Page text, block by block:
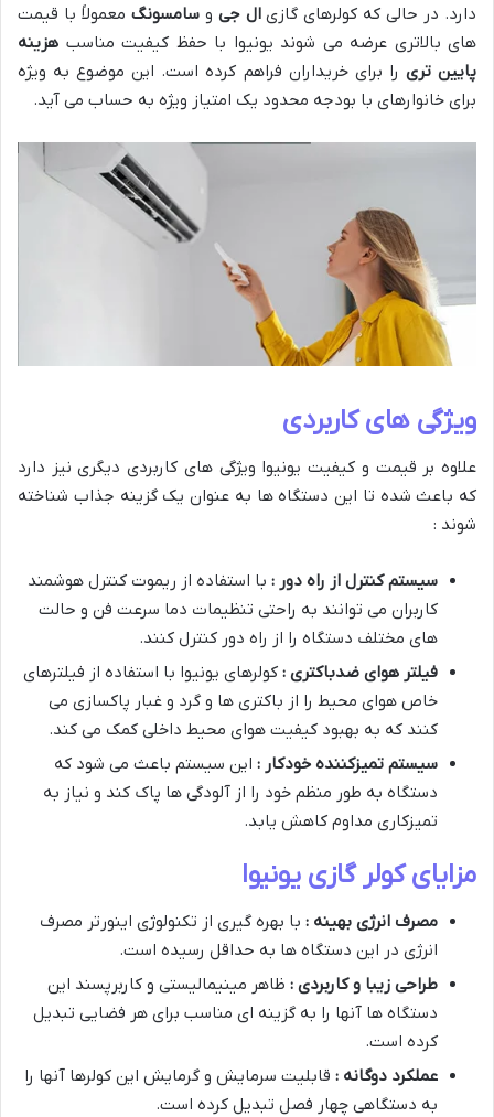
دارد. در حالی که کولرهای گازیال جی وسامسونگ معمولاً با قیمت
های بالاتری عرضه می شوند یونیوا با حفظ کیفیت مناسب هزینه
پایین تری را برای خریداران فراهم کرده است. این موضوع به ویژه
برای خانوارهای با بودجه محدود یک امتیاز ویژه به حساب می آید.
ویژگی های کاربردی
علاوه بر قیمت و کیفیت یونیوا ویژگی های کاربردی دیگری نیز دارد
که باعث شده تا این دستگاه ها به عنوان یک گزینه جذاب شناخته
شوند :
سیستم کنترل از راه دور : با استفاده از ریموت کنترل هوشمند
کاربران می توانند به راحتی تنظیمات دما سرعت فن و حالت
های مختلف دستگاه را از راه دور کنترل کنند.
فیلتر هوای ضدباکتری : کولرهای یونیوا با استفاده از فیلترهای
خاص هوای محیط را از باکتری ها و گرد و غبار پاکسازی می
کنند که به بهبود کیفیت هوای محیط داخلی کمک می کند.
سیستم تمیزکننده خودکار : این سیستم باعث می شود که
دستگاه به طور منظم خود را از آلودگی ها پاک کند و نیاز به
تمیزکاری مداوم کاهش یابد.
مزایای کولر گازی یونیوا
مصرف انرژی بهینه : با بهره گیری از تکنولوژی اینورتر مصرف
انرژی در این دستگاه ها به حداقل رسیده است.
طراحی زیبا و کاربردی : ظاهر مینیمالیستی و کاربرپسند این
دستگاه ها آنها را به گزینه ای مناسب برای هر فضایی تبدیل
کرده است.
عملکرد دوگانه : قابلیت سرمایش و گرمایش این کولرها آنها را
به دستگاهی چهار فصل تبدیل کرده است.